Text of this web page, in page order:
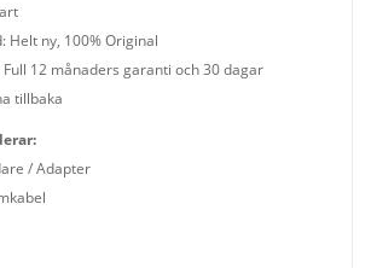
Helt ny, 100% Original
12 månaders garanti och 30 dagar
tillbaka
/ Adapter